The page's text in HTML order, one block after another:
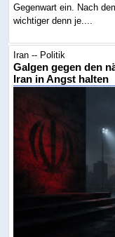
Gegenwart ein. Nach
wichtiger denn je....
Iran -- Politik
Galgen gegen den
Iran in Angst halten